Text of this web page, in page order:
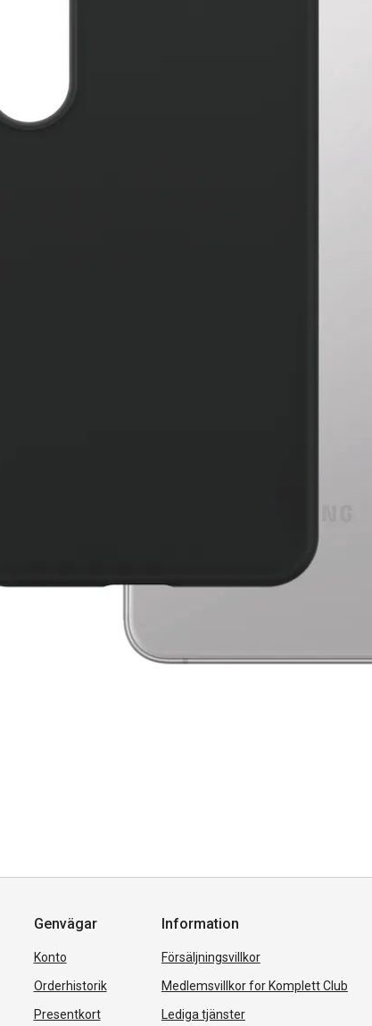
Genvägar
Konto
Orderhistorik
Presentkort
Information
Försäljningsvillkor
Medlemsvillkor for Komplett Club
Lediga tjänster